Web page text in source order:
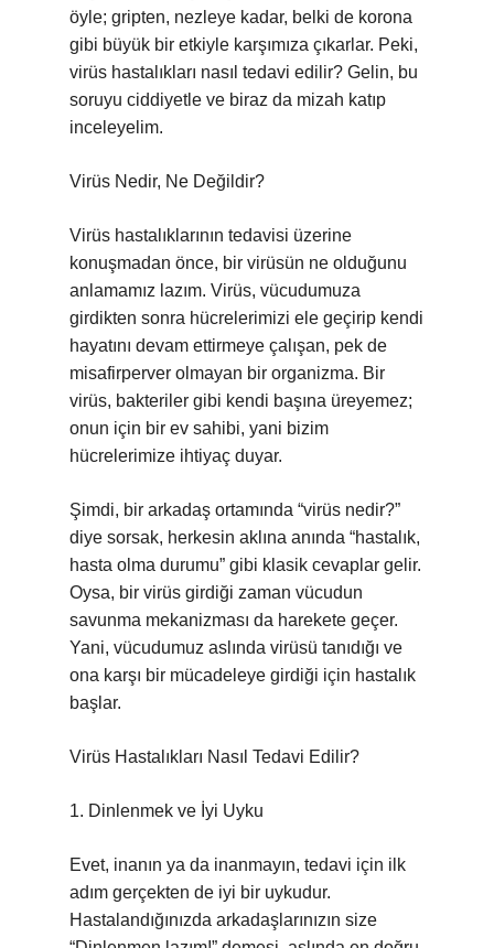
öyle; gripten, nezleye kadar, belki de korona
gibi büyük bir etkiyle karşımıza çıkarlar. Peki,
virüs hastalıkları nasıl tedavi edilir? Gelin, bu
soruyu ciddiyetle ve biraz da mizah katıp
inceleyelim.
Virüs Nedir, Ne Değildir?
Virüs hastalıklarının tedavisi üzerine
konuşmadan önce, bir virüsün ne olduğunu
anlamamız lazım. Virüs, vücudumuza
girdikten sonra hücrelerimizi ele geçirip kendi
hayatını devam ettirmeye çalışan, pek de
misafirperver olmayan bir organizma. Bir
virüs, bakteriler gibi kendi başına üreyemez;
onun için bir ev sahibi, yani bizim
hücrelerimize ihtiyaç duyar.
Şimdi, bir arkadaş ortamında “virüs nedir?”
diye sorsak, herkesin aklına anında “hastalık,
hasta olma durumu” gibi klasik cevaplar gelir.
Oysa, bir virüs girdiği zaman vücudun
savunma mekanizması da harekete geçer.
Yani, vücudumuz aslında virüsü tanıdığı ve
ona karşı bir mücadeleye girdiği için hastalık
başlar.
Virüs Hastalıkları Nasıl Tedavi Edilir?
1. Dinlenmek ve İyi Uyku
Evet, inanın ya da inanmayın, tedavi için ilk
adım gerçekten de iyi bir uykudur.
Hastalandığınızda arkadaşlarınızın size